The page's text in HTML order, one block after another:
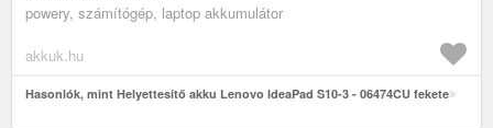
powery, számítógép, laptop akkumulátor
akkuk.hu
Hasonlók, mint Helyettesítő akku Lenovo IdeaPad S10-3 - 06474CU fekete